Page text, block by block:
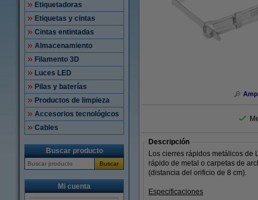
Etiquetadoras
Etiquetas y cintas
Cintas entintadas
Almacenamiento
Filamento 3D
Luces LED
Pilas y baterías
Productos de limpieza
Accesorios tecnológicos
Cables
Buscar producto
Buscar
Mi cuenta
Descripción
Los cierres rápidos metálicos de
rápido de metal o carpetas de
(distancia del orificio de 8 cm).
Especificaciones